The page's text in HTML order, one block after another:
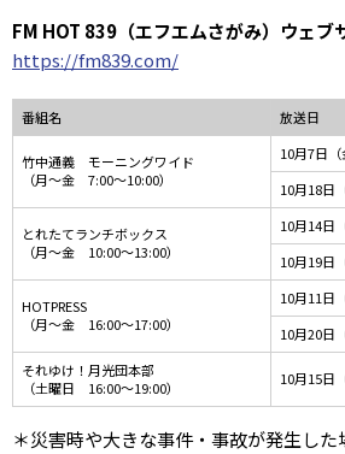
FM HOT 839（エフエムさがみ）ウェブ
https://fm839.com/
番組名 放送日
竹中通義 モーニングワイド
（月～金 7:00～10:00）
10月7日（
10月18日
とれたてランチボックス
（月～金 10:00～13:00）
10月14日
10月19日
HOTPRESS
（月～金 16:00～17:00）
10月11日
10月20日
それゆけ！月光団本部
（土曜日 16:00～19:00）
10月15日
＊災害時や大きな事件・事故が発生し